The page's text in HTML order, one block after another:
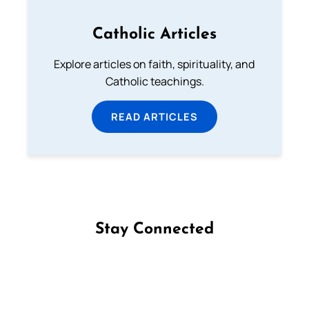
Catholic Articles
Explore articles on faith, spirituality, and
Catholic teachings.
READ ARTICLES
Stay Connected